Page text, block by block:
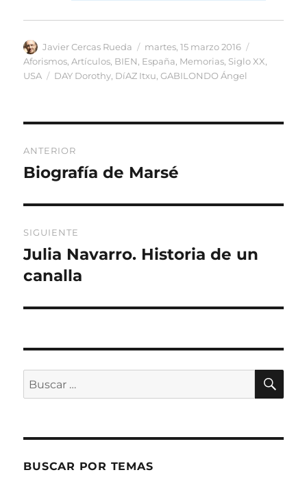
Autor
Javier Cercas Rueda
Publicado
el
martes, 15 marzo 2016
Aforismos ,Artículos BIEN España Memorias Siglo XX
USA
Etiquetas
DAY Dorothy DíAZ Itxu ,GABILONDO Ángel
de
ANTERIOR
Entrada
Biografía de Marsé
SIGUIENTE
Entrada
siguiente:
Julia Navarro. Historia de un
canalla
Buscar
por:
BUSCAR POR TEMAS